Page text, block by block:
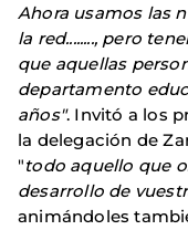
Ahora usamos las
la red........, pero
que aquellas
departamento
años". Invitó a los
la delegación de
"todo aquello que
desarrollo de
animándoles